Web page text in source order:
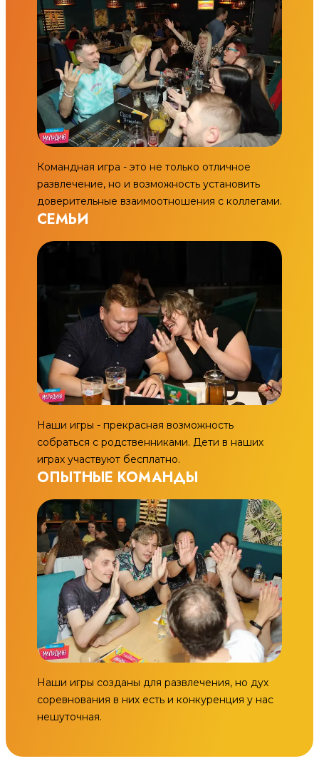
Командная игра - это не только отличное
развлечение, но и возможность установить
доверительные взаимоотношения с коллегами.
СЕМЬИ
Наши игры - прекрасная возможность
собраться с родственниками. Дети в наших
играх участвуют бесплатно.
ОПЫТНЫЕ КОМАНДЫ
Наши игры созданы для развлечения, но дух
соревнования в них есть и конкуренция у нас
нешуточная.